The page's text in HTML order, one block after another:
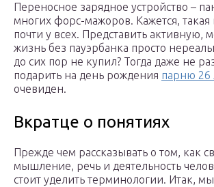
Переносное зарядное устройство –
многих форс-мажоров. Кажется, такая
почти у всех. Представить активную,
жизнь без пауэрбанка просто
до сих пор не купил? Тогда даже не
подарить на день рождения парню 26
очевиден.
Вкратце о понятиях
Прежде чем рассказывать о том, как
мышление, речь и деятельность
стоит уделить терминологии. Итак,